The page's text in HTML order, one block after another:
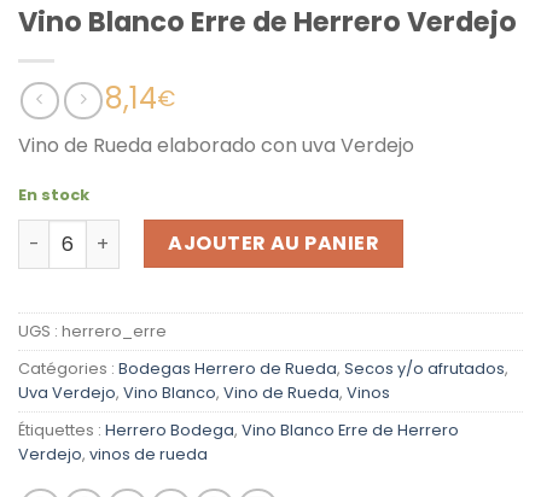
Vino Blanco Erre de Herrero Verdejo
8,14€
Vino de Rueda elaborado con uva Verdejo
En stock
quantité de Vino Blanco Erre de Herrero Verdejo
AJOUTER AU PANIER
UGS : herrero_erre
Catégories : Bodegas Herrero de Rueda, Secos y/o afrutados,
Uva Verdejo, Vino Blanco, Vino de Rueda, Vinos
Étiquettes : Herrero Bodega, Vino Blanco Erre de Herrero
Verdejo, vinos de rueda